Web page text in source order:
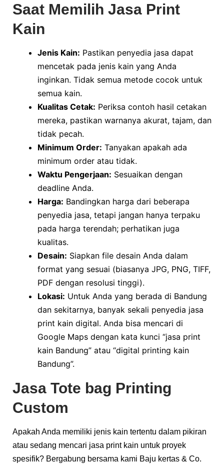
Saat Memilih Jasa Print
Kain
Jenis Kain: Pastikan penyedia jasa dapat
mencetak pada jenis kain yang Anda
inginkan. Tidak semua metode cocok untuk
semua kain.
Kualitas Cetak: Periksa contoh hasil cetakan
mereka, pastikan warnanya akurat, tajam, dan
tidak pecah.
Minimum Order: Tanyakan apakah ada
minimum order atau tidak.
Waktu Pengerjaan: Sesuaikan dengan
deadline Anda.
Harga: Bandingkan harga dari beberapa
penyedia jasa, tetapi jangan hanya terpaku
pada harga terendah; perhatikan juga
kualitas.
Desain: Siapkan file desain Anda dalam
format yang sesuai (biasanya JPG, PNG, TIFF,
PDF dengan resolusi tinggi).
Lokasi: Untuk Anda yang berada di Bandung
dan sekitarnya, banyak sekali penyedia jasa
print kain digital. Anda bisa mencari di
Google Maps dengan kata kunci “jasa print
kain Bandung” atau “digital printing kain
Bandung”.
Jasa Tote bag Printing
Custom
Apakah Anda memiliki jenis kain tertentu dalam pikiran
atau sedang mencari jasa print kain untuk proyek
spesifik? Bergabung bersama kami Baju kertas & Co.